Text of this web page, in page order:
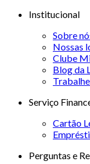
Institucional
Sobre
Nossas
Clube
Blog da
Serviço
Cartão
Perguntas e